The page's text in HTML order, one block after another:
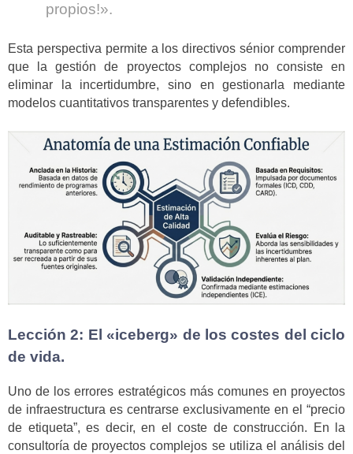
propios!».
Esta perspectiva permite a los directivos sénior comprender
que la gestión de proyectos complejos no consiste en
eliminar la incertidumbre, sino en gestionarla mediante
modelos cuantitativos transparentes y defendibles.
Lección 2: El «iceberg» de los costes del ciclo
de vida.
Uno de los errores estratégicos más comunes en proyectos
de infraestructura es centrarse exclusivamente en el “precio
de etiqueta”, es decir, en el coste de construcción. En la
consultoría de proyectos complejos se utiliza el análisis del